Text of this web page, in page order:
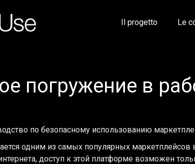
Il progetto Le
погружение в
по безопасному использованию
одним из самых популярных
доступ к этой платформе возможен